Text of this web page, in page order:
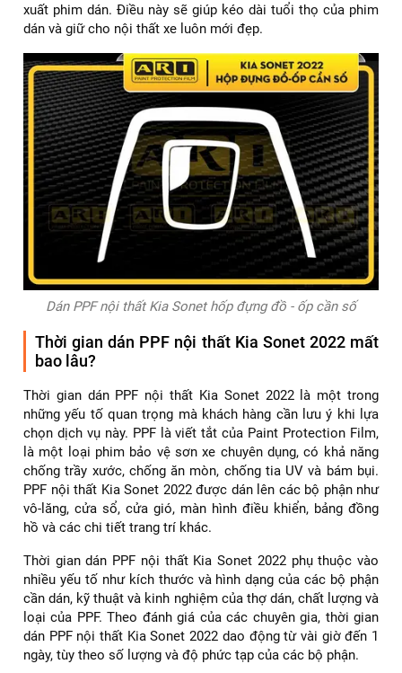
xuất phim dán. Điều này sẽ giúp kéo dài tuổi thọ của phim
dán và giữ cho nội thất xe luôn mới đẹp.
Dán PPF nội thất Kia Sonet hốp đựng đồ - ốp cần số
Thời gian dán PPF nội thất Kia Sonet 2022 mất
bao lâu?
Thời gian dán PPF nội thất Kia Sonet 2022 là một trong
những yếu tố quan trọng mà khách hàng cần lưu ý khi lựa
chọn dịch vụ này. PPF là viết tắt của Paint Protection Film,
là một loại phim bảo vệ sơn xe chuyên dụng, có khả năng
chống trầy xước, chống ăn mòn, chống tia UV và bám bụi.
PPF nội thất Kia Sonet 2022 được dán lên các bộ phận như
vô-lăng, cửa sổ, cửa gió, màn hình điều khiển, bảng đồng
hồ và các chi tiết trang trí khác.
Thời gian dán PPF nội thất Kia Sonet 2022 phụ thuộc vào
nhiều yếu tố như kích thước và hình dạng của các bộ phận
cần dán, kỹ thuật và kinh nghiệm của thợ dán, chất lượng và
loại của PPF. Theo đánh giá của các chuyên gia, thời gian
dán PPF nội thất Kia Sonet 2022 dao động từ vài giờ đến 1
ngày, tùy theo số lượng và độ phức tạp của các bộ phận.